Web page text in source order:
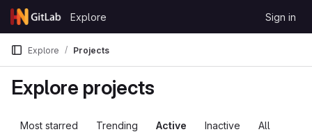
Skip to content
GitLab
Explore Sign in
Explore Projects
Explore projects
Most starred Trending Active Inactive All